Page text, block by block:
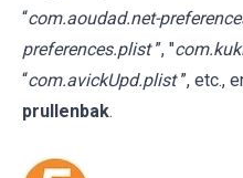
“com.aoudad.net-
preferences.plist ”, "
“com.avickUpd.plist ”, etc.,
prullenbak.